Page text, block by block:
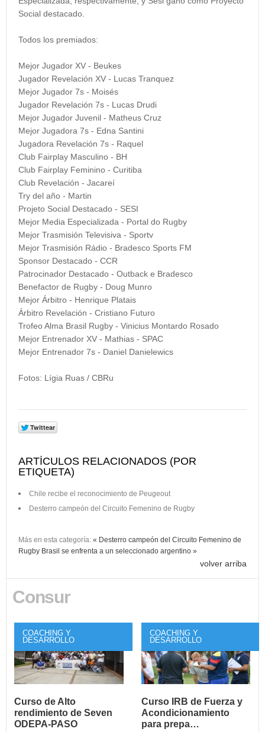
Social destacado.
Todos los premiados:
Mejor Jugador XV - Beukes
Jugador Revelación XV - Lucas Tranquez
Mejor Jugador 7s - Moisés
Jugador Revelación 7s - Lucas Drudi
Mejor Jugador Juvenil - Matheus Cruz
Mejor Jugadora 7s - Edna Santini
Jugadora Revelación 7s - Raquel
Club Fairplay Masculino - BH
Club Fairplay Feminino - Curitiba
Club Revelación - Jacareí
Try del año - Martin
Projeto Social Destacado - SESI
Mejor Media Especializada - Portal do Rugby
Mejor Trasmisión Televisiva - Sportv
Mejor Trasmisión Rádio - Bradesco Sports FM
Sponsor Destacado - CCR
Patrocinador Destacado - Outback e Bradesco
Benefactor de Rugby - Doug Munro
Mejor Árbitro - Henrique Platais
Árbitro Revelación - Cristiano Futuro
Trofeo Alma Brasil Rugby - Vinicius Montardo Rosado
Mejor Entrenador XV - Mathias - SPAC
Mejor Entrenador 7s - Daniel Danielewics
Fotos: Lígia Ruas / CBRu
ARTÍCULOS RELACIONADOS (POR
ETIQUETA)
Chile recibe el reconocimiento de Peugeout
Desterro campeón del Circuito Femenino de Rugby
Más en esta categoría: « Desterro campeón del Circuito Femenino de
Rugby Brasil se enfrenta a un seleccionado argentino »
volver arriba
Consur
COACHING Y
DESARROLLO
Curso de Alto
rendimiento de Seven
ODEPA-PASO
COACHING Y
DESARROLLO
Curso IRB de Fuerza y
Acondicionamiento
para prepa…